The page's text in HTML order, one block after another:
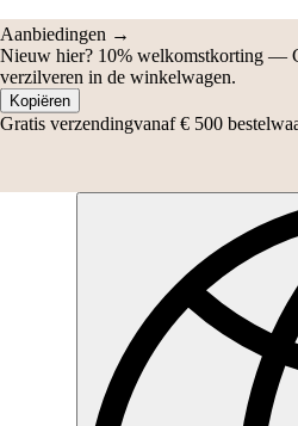
Aanbiedingen →
Nieuw hier? 10% welkomstkorting —
verzilveren in de winkelwagen.
Kopiëren
Gratis verzendingvanaf € 500